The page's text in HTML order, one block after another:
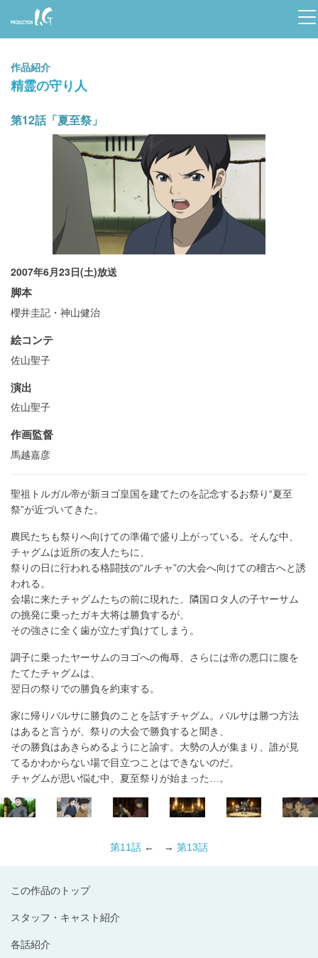
Prod
uctio
n I.G
作品紹介
精霊の守り人
この作品のトップ
スタッフ・キャスト紹介
各話紹介
第12話「夏至祭」
2007年6月23日(土)放送
脚本
櫻井圭記・神山健治
絵コンテ
佐山聖子
演出
佐山聖子
作画監督
馬越嘉彦
聖祖トルガル帝が新ヨゴ皇国を建てたのを記念するお祭り“夏至
祭”が近づいてきた。
農民たちも祭りへ向けての準備で盛り上がっている。そんな中、
チャグムは近所の友人たちに、
祭りの日に行われる格闘技の“ルチャ”の大会へ向けての稽古へと誘
われる。
会場に来たチャグムたちの前に現れた、隣国ロタ人の子ヤーサム
の挑発に乗ったガキ大将は勝負するが、
その強さに全く歯が立たず負けてしまう。
調子に乗ったヤーサムのヨゴへの侮辱、さらには帝の悪口に腹を
たてたチャグムは、
翌日の祭りでの勝負を約束する。
家に帰りバルサに勝負のことを話すチャグム。バルサは勝つ方法
はあると言うが、祭りの大会で勝負すると聞き、
その勝負はあきらめるようにと諭す。大勢の人が集まり、誰が見
てるかわからない場で目立つことはできないのだ。
チャグムが思い悩む中、夏至祭りが始まった…。
第11話 ← → 第13話